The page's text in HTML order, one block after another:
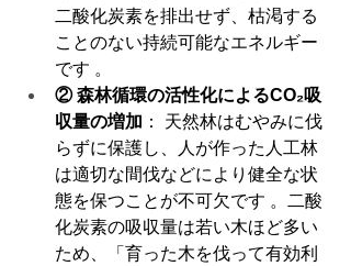
二酸化炭素を排出せず、枯渇する
ことのない持続可能なエネルギー
です 。
② 森林循環の活性化によるCO₂吸
収量の増加 ： 天然林はむやみに伐
らずに保護し、人が作った人工林
は適切な間伐などにより健全な状
態を保つことが不可欠です 。二酸
化炭素の吸収量は若い木ほど多い
ため、「育った木を伐って有効利